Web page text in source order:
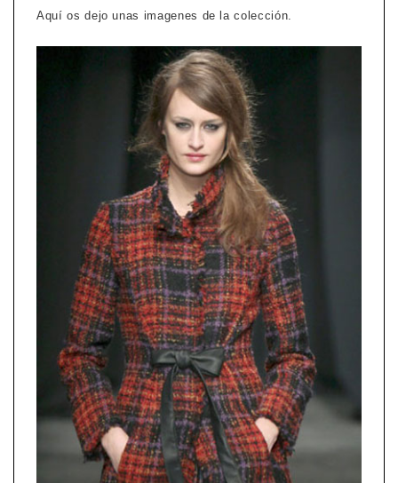
Aquí os dejo unas imagenes de la colección.